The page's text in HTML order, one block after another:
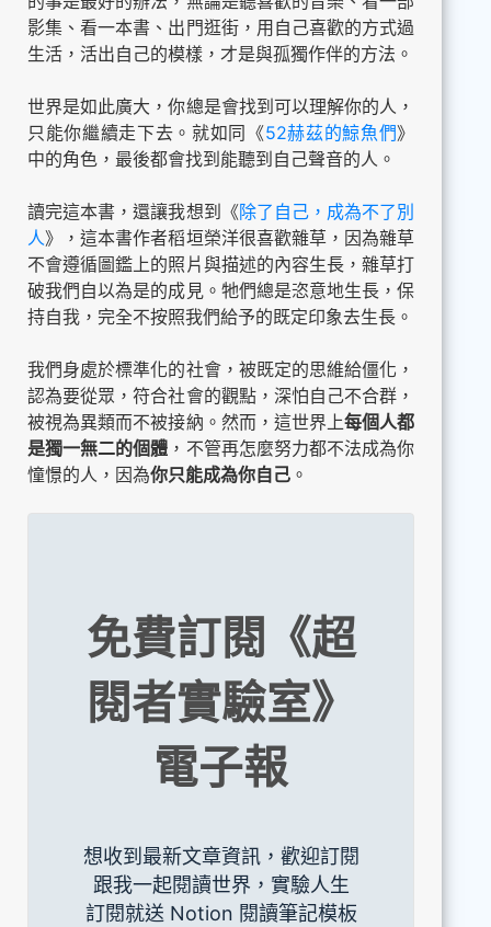
影集、看一本書、出門逛街，用自己喜歡的方式過
生活，活出自己的模樣，才是與孤獨作伴的方法。
世界是如此廣大，你總是會找到可以理解你的人，
只能你繼續走下去。就如同《52赫茲的鯨魚們》
中的角色，最後都會找到能聽到自己聲音的人。
讀完這本書，還讓我想到《除了自己，成為不了別
人》，這本書作者稻垣榮洋很喜歡雜草，因為雜草
不會遵循圖鑑上的照片與描述的內容生長，雜草打
破我們自以為是的成見。牠們總是恣意地生長，保
持自我，完全不按照我們給予的既定印象去生長。
我們身處於標準化的社會，被既定的思維給僵化，
認為要從眾，符合社會的觀點，深怕自己不合群，
被視為異類而不被接納。然而，這世界上每個人都
是獨一無二的個體 ，不管再怎麼努力都不法成為你
憧憬的人，因為你只能成為你自己 。
免費訂閱《超
閱者實驗室》
電子報
想收到最新文章資訊，歡迎訂閱
跟我一起閱讀世界，實驗人生
訂閱就送 Notion 閱讀筆記模板